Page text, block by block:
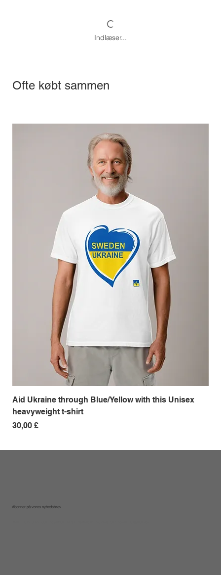
Indlæser...
Ofte købt sammen
Aid Ukraine through Blue/Yellow with this Unisex
heavyweight t-shirt
Pris
30,00 £
Abonner på vores nyhedsbrev